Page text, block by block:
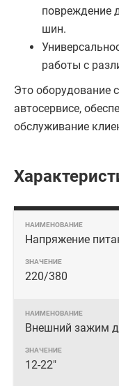
повреждение
шин.
работы с
Это оборудование
автосервисе,
обслуживание
Напряжение
220/380
Внешний зажим
12-22"